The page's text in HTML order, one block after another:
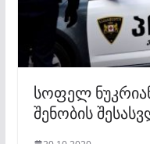
სოფელ
შენობის